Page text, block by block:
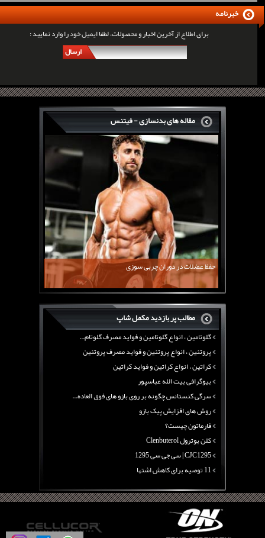
برای اطلاع از آخرین اخبار و محصولات، لطفا ایمیل خود را وارد نمایید :
ارسال
خبرنامه
مقاله های بدنسازی - فیتنس
حفظ عضلات در دوران چربی سوزی
مطالب پر بازدید مکمل شاپ
سرگی کنستانس چگونه بر روی بازو های فوق العاده...
روش های افزایش پیک بازو
فارماتون چیست؟
کلن بوترول Clenbuterol
CJC1295 | سی جی سی 1295
11 توصیه برای کاهش اشتها
معرفی یک برنامه غذایی جامع برای افزایش قد
چربی سوزی با چای سبز
بیوگرافی علی تبریزی
منابع پروتئینی غیر گوشتی
آرژنین ، فواید آرژنین و نقش آرژنین در بدن
گلوتامین ، انواع گلوتامین و فواید مصرف گلوتام...
پروتئین ، انواع پروتئین و فواید مصرف پروتئین
کراتین ، انواع کراتین و فواید کراتین
بیوگرافی بیت الله عباسپور
سرگی کنستانس چگونه بر روی بازو های فوق العاده...
روش های افزایش پیک بازو
فارماتون چیست؟
کلن بوترول Clenbuterol
CJC1295 | سی جی سی 1295
11 توصیه برای کاهش اشتها
چربی سوزی با چای سبز
بیوگرافی علی تبریزی
منابع پروتئینی غیر گوشتی